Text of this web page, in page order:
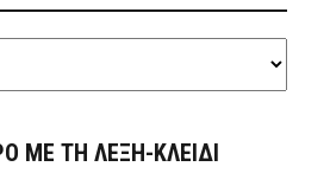
ΜΕ ΤΗ ΛΕΞΗ-ΚΛΕΙΔΙ